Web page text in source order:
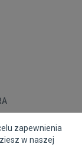
zapewnienia
w naszej